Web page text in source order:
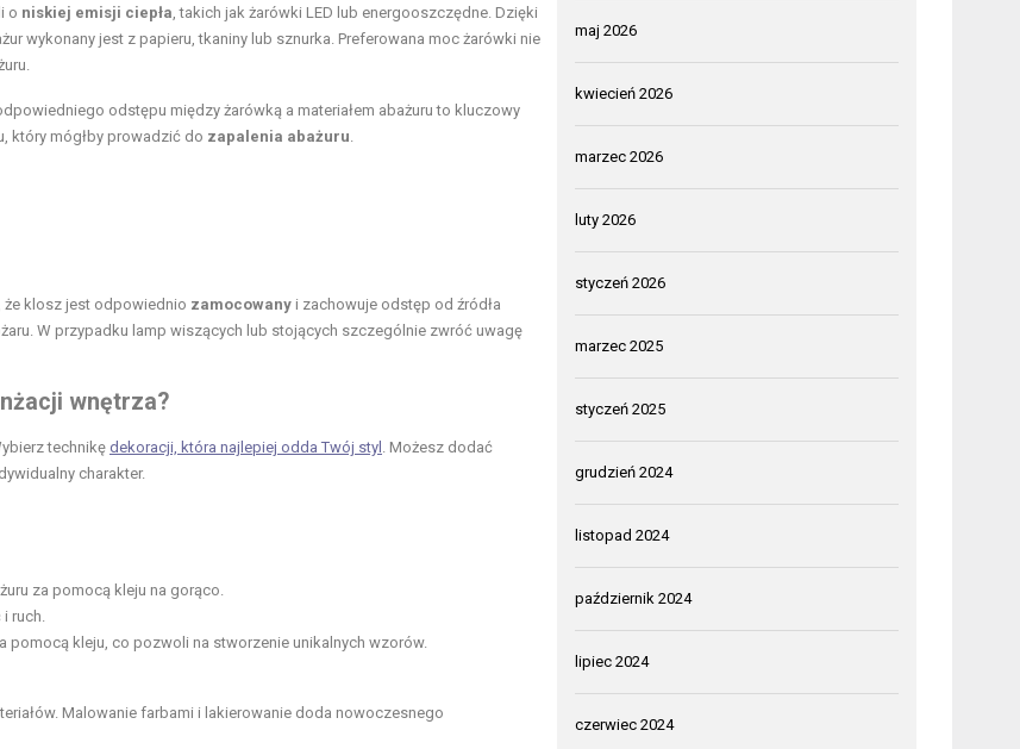
o niskiej emisji ciepła , takich jak żarówki LED lub energooszczędne. Dzięki
wykonany jest z papieru, tkaniny lub sznurka. Preferowana moc żarówki nie
odstępu między żarówką a materiałem abażuru to kluczowy
który mógłby prowadzić do zapalenia abażuru
że klosz jest odpowiednio zamocowany i zachowuje odstęp od źródła
W przypadku lamp wiszących lub stojących szczególnie zwróć uwagę
wnętrza?
technikę dekoracji, która najlepiej odda Twój styl
. Możesz dodać
charakter.
za pomocą kleju na gorąco.
ruch.
pomocą kleju, co pozwoli na stworzenie unikalnych wzorów.
Malowanie farbami i lakierowanie doda nowoczesnego
maj 2026
kwiecień 2026
marzec 2026
luty 2026
styczeń 2026
marzec 2025
styczeń 2025
grudzień 2024
listopad 2024
październik 2024
lipiec 2024
czerwiec 2024